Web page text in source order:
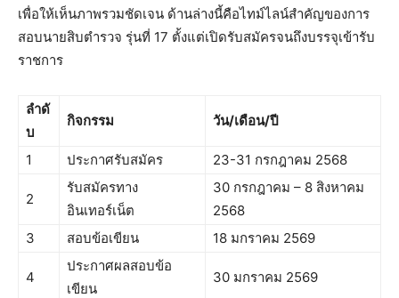
เพื่อให้เห็นภาพรวมชัดเจน ด้านล่างนี้คือไทม์ไลน์สำคัญของการ
สอบนายสิบตำรวจ รุ่นที่ 17 ตั้งแต่เปิดรับสมัครจนถึงบรรจุเข้ารับ
ราชการ
ลำดั
บ
กิจกรรม วัน/เดือน/ปี
1 ประกาศรับสมัคร 23-31 กรกฎาคม 2568
2
รับสมัครทาง
อินเทอร์เน็ต
30 กรกฎาคม – 8 สิงหาคม
2568
3
สอบข้อเขียน 18 มกราคม 2569
4
ประกาศผลสอบข้อ
เขียน
30 มกราคม 2569